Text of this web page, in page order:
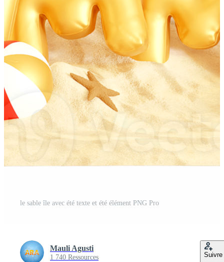
le sable île avec été texte et été élément PNG Pro
Mauli Agusti
1 740 Ressources Suivre